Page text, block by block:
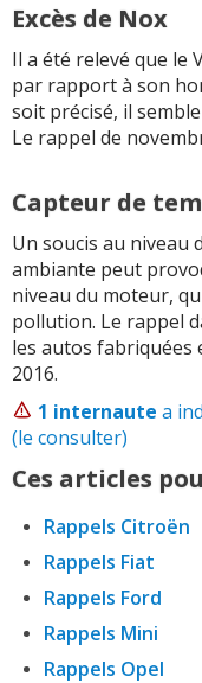
Excès de Nox
Il a été relevé que
par rapport à son
soit précisé, il
Le rappel de
Capteur de
Un soucis au niveau
ambiante peut
niveau du moteur,
pollution. Le rappel
les autos fabriquées
2016.
1 internaute a
(le consulter)
Ces articles
Rappels Citroën
Rappels Fiat
Rappels Ford
Rappels Mini
Rappels Opel